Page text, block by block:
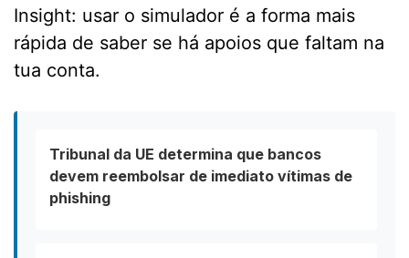
Insight: usar o simulador é a forma mais
rápida de saber se há apoios que faltam na
tua conta.
Tribunal da UE determina que bancos
devem reembolsar de imediato vítimas de
phishing